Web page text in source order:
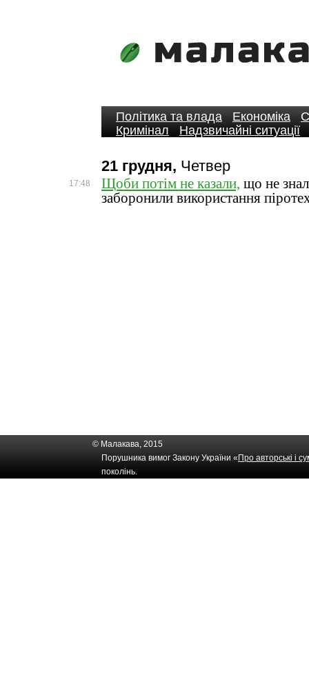
Політика та влада Економіка
Кримінал
Надзвичайні ситуації
21 грудня, Четвер
17:48 Щоби потім не казали, що не
заборонили використання
© Малакава, 2015
Порушника вимог Закону України « Про авторські і
поколінь.